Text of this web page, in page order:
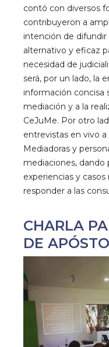
contó con diversos
contribuyeron a
intención de
alternativo y eficaz
necesidad de
será, por un lado, la
información concisa
mediación y a la
CeJuMe. Por otro
entrevistas en vivo
Mediadoras y
mediaciones, dando
experiencias y
responder a las
CHARLA
DE